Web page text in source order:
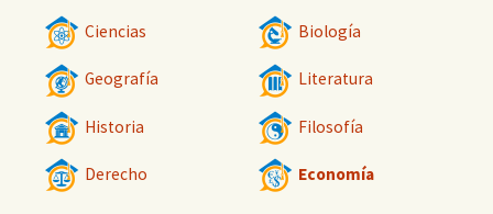
Ciencias Biología
Geografía Literatura
Historia Filosofía
Derecho Economía